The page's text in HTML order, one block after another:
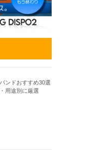
ンドおすすめ30選
用途別に厳選